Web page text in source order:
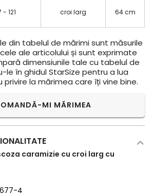
- 121 croi larg 64 cm
din tabelul de mărimi sunt măsurile
ale articolului și sunt exprimate
dimensiunile tale cu tabelul de
le în ghidul StarSize pentru a lua
la mărimea care îți vine bine.
MI MĂRIMEA
caramizie cu croi larg cu
4